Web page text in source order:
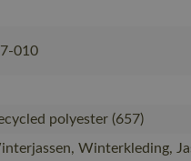
010
polyester (657)
Winterkleding,